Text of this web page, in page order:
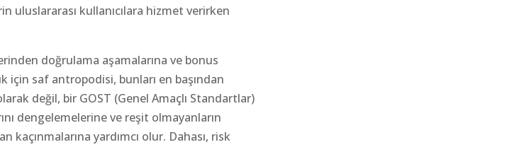
uluslararası kullanıcılara hizmet verirken
doğrulama aşamalarına ve bonus
için saf antropodisi, bunları en başından
değil, bir GOST (Genel Amaçlı Standartlar)
dengelemelerine ve reşit olmayanların
kaçınmalarına yardımcı olur. Dahası, risk